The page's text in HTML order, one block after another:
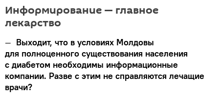
Информирование — главное
лекарство
— Выходит, что в условиях Молдовы
для полноценного существования населения
с диабетом необходимы информационные
компании. Разве с этим не справляются лечащие
врачи?